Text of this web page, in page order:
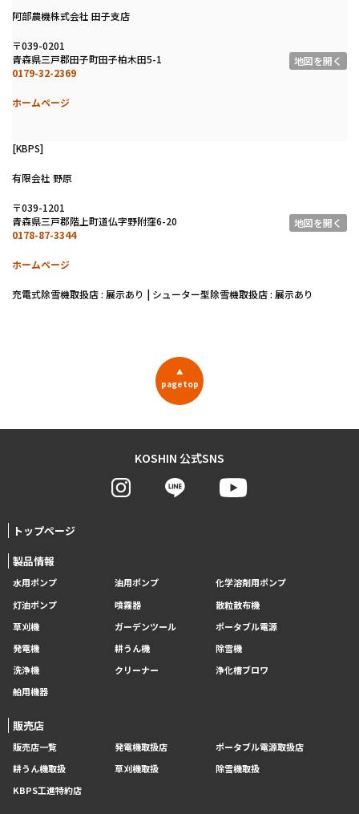
阿部農機株式会社 田子支店
〒039-0201
地図を開く
青森県三戸郡田子町田子柏木田5-1
0179-32-2369
ホームページ
[KBPS]
有限会社 野原
〒039-1201
地図を開く
青森県三戸郡階上町道仏字野附窪6-20
0178-87-3344
ホームページ
充電式除雪機取扱店 : 展示あり | シューター型除雪機取扱店 : 展示あり
▲
pagetop
KOSHIN 公式SNS
トップページ
製品情報
水用ポンプ 油用ポンプ
化学溶剤用ポンプ
灯油ポンプ
噴霧器
散粒散布機
草刈機
ガーデンツール
ポータブル電源
発電機
耕うん機
除雪機
洗浄機
クリーナー
浄化槽ブロワ
舶用機器
販売店
販売店一覧 発電機取扱店
ポータブル電源取扱店
耕うん機取扱
草刈機取扱
除雪機取扱
KBPS工進特約店